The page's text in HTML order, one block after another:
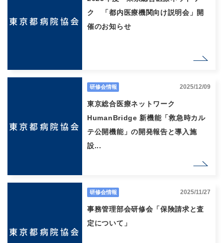
ク 「都内医療機関向け説明会」開
催のお知らせ
研修会情報 2025/12/09
東京総合医療ネットワーク
HumanBridge 新機能「救急時カル
テ公開機能」の開発報告と導入施
設...
研修会情報 2025/11/27
事務管理部会研修会「保険請求と査
定について」